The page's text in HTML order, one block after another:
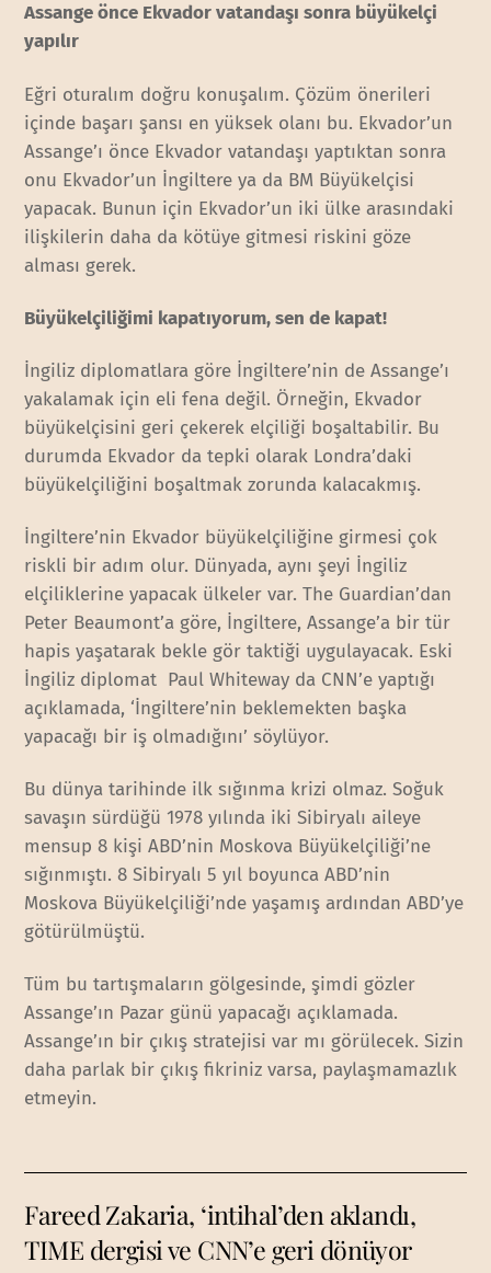
Assange önce Ekvador vatandaşı sonra büyükelçi
yapılır
Eğri oturalım doğru konuşalım. Çözüm önerileri
içinde başarı şansı en yüksek olanı bu. Ekvador’un
Assange’ı önce Ekvador vatandaşı yaptıktan sonra
onu Ekvador’un İngiltere ya da BM Büyükelçisi
yapacak. Bunun için Ekvador’un iki ülke arasındaki
ilişkilerin daha da kötüye gitmesi riskini göze
alması gerek.
Büyükelçiliğimi kapatıyorum, sen de kapat!
İngiliz diplomatlara göre İngiltere’nin de Assange’ı
yakalamak için eli fena değil. Örneğin, Ekvador
büyükelçisini geri çekerek elçiliği boşaltabilir. Bu
durumda Ekvador da tepki olarak Londra’daki
büyükelçiliğini boşaltmak zorunda kalacakmış.
İngiltere’nin Ekvador büyükelçiliğine girmesi çok
riskli bir adım olur. Dünyada, aynı şeyi İngiliz
elçiliklerine yapacak ülkeler var. The Guardian’dan
Peter Beaumont’a göre, İngiltere, Assange’a bir tür
hapis yaşatarak bekle gör taktiği uygulayacak. Eski
İngiliz diplomat Paul Whiteway da CNN’e yaptığı
açıklamada, ‘İngiltere’nin beklemekten başka
yapacağı bir iş olmadığını’ söylüyor.
Bu dünya tarihinde ilk sığınma krizi olmaz. Soğuk
savaşın sürdüğü 1978 yılında iki Sibiryalı aileye
mensup 8 kişi ABD’nin Moskova Büyükelçiliği’ne
sığınmıştı. 8 Sibiryalı 5 yıl boyunca ABD’nin
Moskova Büyükelçiliği’nde yaşamış ardından ABD’ye
götürülmüştü.
Tüm bu tartışmaların gölgesinde, şimdi gözler
Assange’ın Pazar günü yapacağı açıklamada.
Assange’ın bir çıkış stratejisi var mı görülecek. Sizin
daha parlak bir çıkış fikriniz varsa, paylaşmamazlık
etmeyin.
Fareed Zakaria, ‘intihal’den aklandı,
TIME dergisi ve CNN’e geri dönüyor